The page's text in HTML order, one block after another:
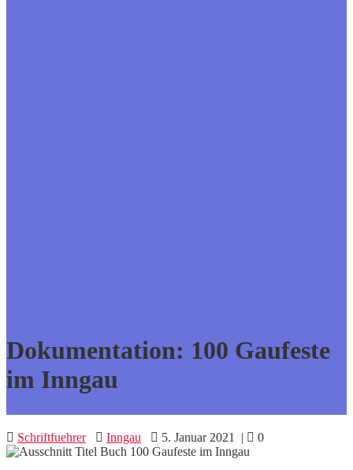
Dokumentation: 100 Gaufeste
im Inngau
Schriftfuehrer Inngau 5. Januar 2021 | 0